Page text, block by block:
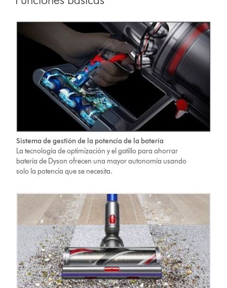
Sistema de gestión de la potencia de la batería
La tecnología de optimización y el gatillo para ahorrar
batería de Dyson ofrecen una mayor autonomía usando
solo la potencia que se necesita.